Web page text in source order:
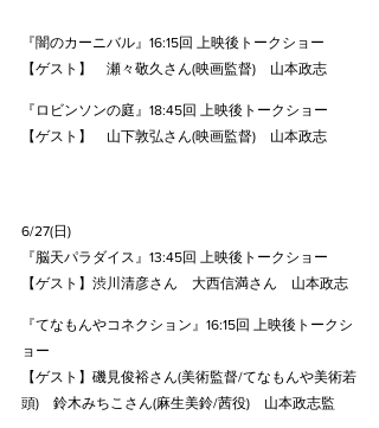
『闇のカーニバル』16:15回 上映後トークショー
【ゲスト】　瀬々敬久さん(映画監督)　山本政志
『ロビンソンの庭』18:45回 上映後トークショー
【ゲスト】　山下敦弘さん(映画監督)　山本政志
6/27(日)
『脳天パラダイス』13:45回 上映後トークショー
【ゲスト】渋川清彦さん　大西信満さん　山本政志
『てなもんやコネクション』16:15回 上映後トークシ
ョー
【ゲスト】磯見俊裕さん(美術監督/てなもんや美術若
頭)　鈴木みちこさん(麻生美鈴/茜役)　山本政志監